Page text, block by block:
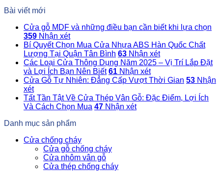
Bài viết mới
Cửa gỗ MDF và những điều bạn cần biết khi lựa chọn
359 Nhận xét
Bí Quyết Chọn Mua Cửa Nhựa ABS Hàn Quốc Chất
Lượng Tại Quận Tân Bình 63 Nhận xét
Các Loại Cửa Thông Dụng Năm 2025 – Vị Trí Lắp Đặt
và Lợi Ích Bạn Nên Biết 61 Nhận xét
Cửa Gỗ Tự Nhiên: Đẳng Cấp Vượt Thời Gian 53 Nhận
xét
Tất Tần Tật Về Cửa Thép Vân Gỗ: Đặc Điểm, Lợi Ích
Và Cách Chọn Mua 47 Nhận xét
Danh mục sản phẩm
Cửa chống cháy
Cửa gỗ chống cháy
Cửa nhôm vân gỗ
Cửa thép chống cháy